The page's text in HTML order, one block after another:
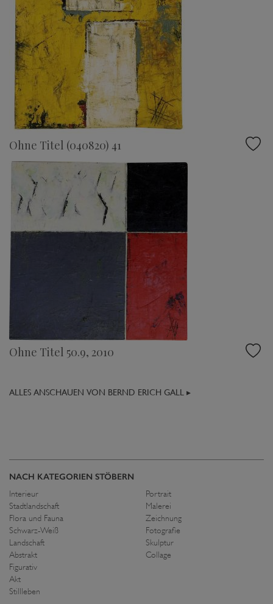
Ohne Titel (040820) 41
Ohne Titel 50.9, 2010
ALLES ANSCHAUEN VON BERND ERICH GALL ▸
NACH KATEGORIEN STÖBERN
Interieur
Stadtlandschaft
Flora und Fauna
Schwarz-Weiß
Landschaft
Abstrakt
Figurativ
Akt
Stillleben
Portrait
Malerei
Zeichnung
Fotografie
Skulptur
Collage